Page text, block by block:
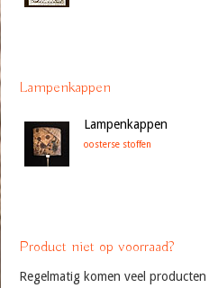
Lampenkappen
Lampenkappen
oosterse stoffen
Product niet op voorraad?
Regelmatig komen veel